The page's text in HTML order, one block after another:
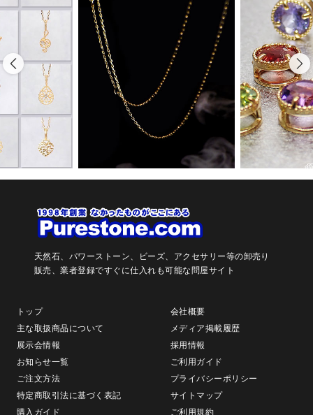
天然石、パワーストーン、ビーズ、アクセサリー等の卸売り
販売、業者登録ですぐに仕入れも可能な問屋サイト
トップ
会社概要
主な取扱商品について
メディア掲載履歴
展示会情報
採用情報
お知らせ一覧
ご利用ガイド
ご注文方法
プライバシーポリシー
特定商取引法に基づく表記
サイトマップ
購入ガイド
ご利用規約